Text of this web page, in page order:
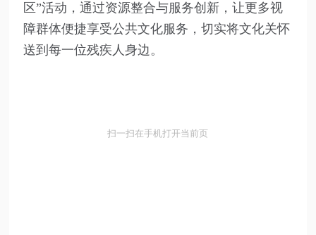
区”活动，通过资源整合与服务创新，让更多视
障群体便捷享受公共文化服务，切实将文化关怀
送到每一位残疾人身边。
扫一扫在手机打开当前页